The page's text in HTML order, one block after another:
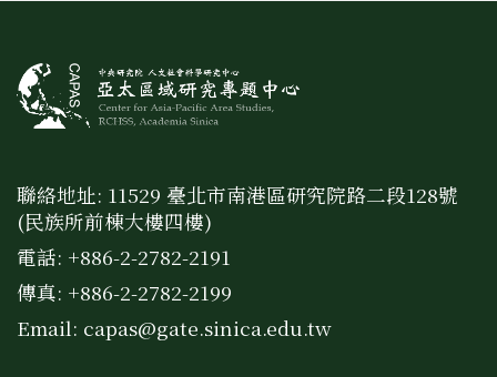
聯絡地址: 11529 臺北市南港區研究院路二段128號
(民族所前棟大樓四樓)
電話: +886-2-2782-2191
傳真: +886-2-2782-2199
Email: capas@gate.sinica.edu.tw